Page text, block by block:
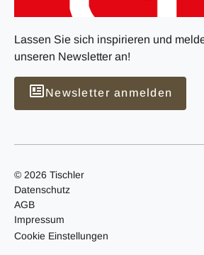
Lassen Sie sich inspirieren und
unseren Newsletter an!
Newsletter anmelden
© 2026 Tischler
Datenschutz
AGB
Impressum
Cookie Einstellungen